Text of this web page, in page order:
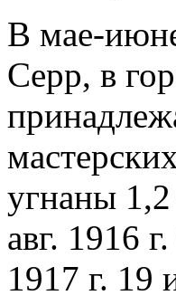
В мае-
Серр, в
угнаны 1,2
авг. 1916
1917 г. 19